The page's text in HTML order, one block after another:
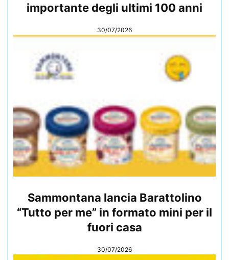
importante degli ultimi 100 anni
30/07/2026
Sammontana lancia Barattolino
“Tutto per me” in formato mini per il
fuori casa
30/07/2026